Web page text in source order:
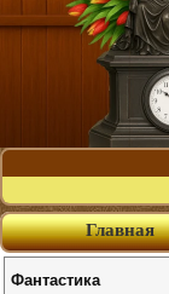
Главная
Фантастика